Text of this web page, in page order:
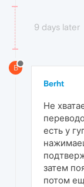
9 days later
B
Berht
Не
есть у
затем
потом